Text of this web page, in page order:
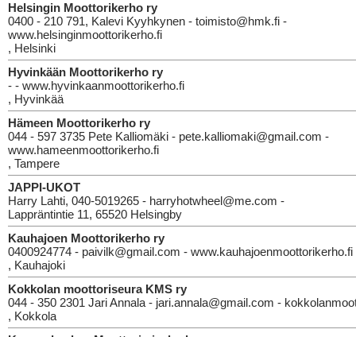
Helsingin Moottorikerho ry
0400 - 210 791, Kalevi Kyyhkynen - toimisto@hmk.fi -
www.helsinginmoottorikerho.fi
, Helsinki
Hyvinkään Moottorikerho ry
- - www.hyvinkaanmoottorikerho.fi
, Hyvinkää
Hämeen Moottorikerho ry
044 - 597 3735 Pete Kalliomäki - pete.kalliomaki@gmail.com -
www.hameenmoottorikerho.fi
, Tampere
JAPPI-UKOT
Harry Lahti, 040-5019265 - harryhotwheel@me.com -
Lappräntintie 11, 65520 Helsingby
Kauhajoen Moottorikerho ry
0400924774 - paivilk@gmail.com - www.kauhajoenmoottorikerho.fi
, Kauhajoki
Kokkolan moottoriseura KMS ry
044 - 350 2301 Jari Annala - jari.annala@gmail.com -
, Kokkola